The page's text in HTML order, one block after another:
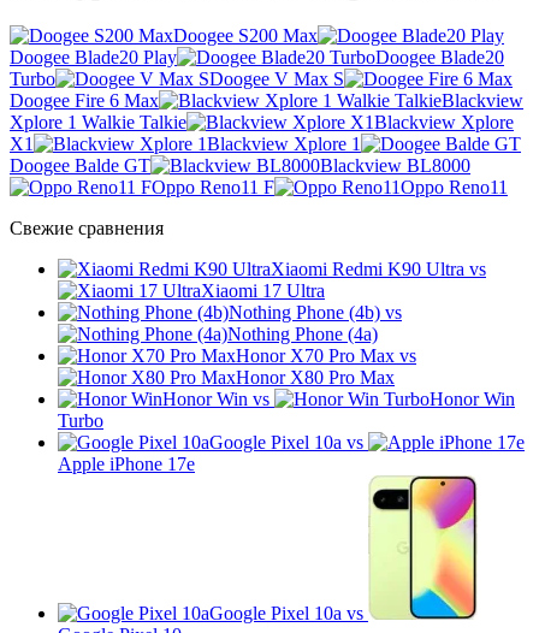
Doogee S200 Max
Doogee Blade20 Play
Doogee Blade20
Turbo
Doogee V Max S
Doogee Fire 6 Max
Blackview
Xplore 1 Walkie Talkie
Blackview Xplore
X1
Blackview Xplore 1
Doogee Balde GT
Blackview BL8000
Oppo Reno11 F
Oppo Reno11
Свежие сравнения
Xiaomi Redmi K90 Ultra vs
Xiaomi 17 Ultra
Nothing Phone (4b) vs
Nothing Phone (4a)
Honor X70 Pro Max vs
Honor X80 Pro Max
Honor Win vs
Honor Win
Turbo
Google Pixel 10a vs
Apple iPhone 17e
Google Pixel 10a vs